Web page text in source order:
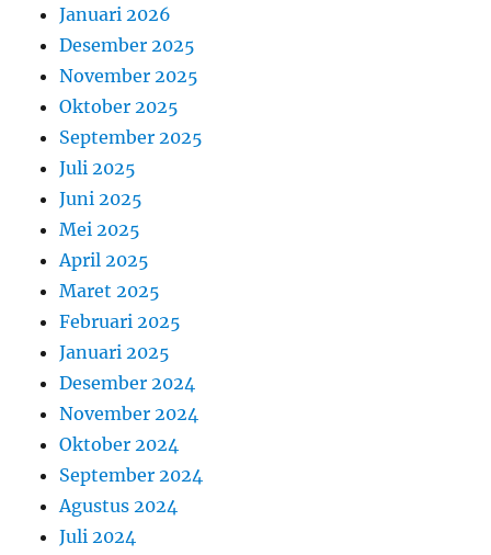
Januari 2026
Desember 2025
November 2025
Oktober 2025
September 2025
Juli 2025
Juni 2025
Mei 2025
April 2025
Maret 2025
Februari 2025
Januari 2025
Desember 2024
November 2024
Oktober 2024
September 2024
Agustus 2024
Juli 2024